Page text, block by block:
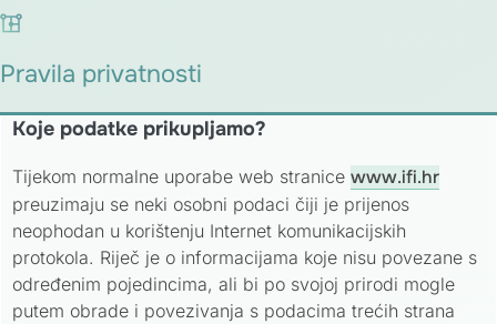
Pravila privatnosti
Koje podatke prikupljamo?
Tijekom normalne uporabe web stranice www.ifi.hr
preuzimaju se neki osobni podaci čiji je prijenos
neophodan u korištenju Internet komunikacijskih
protokola. Riječ je o informacijama koje nisu povezane s
određenim pojedincima, ali bi po svojoj prirodi mogle
putem obrade i povezivanja s podacima trećih strana